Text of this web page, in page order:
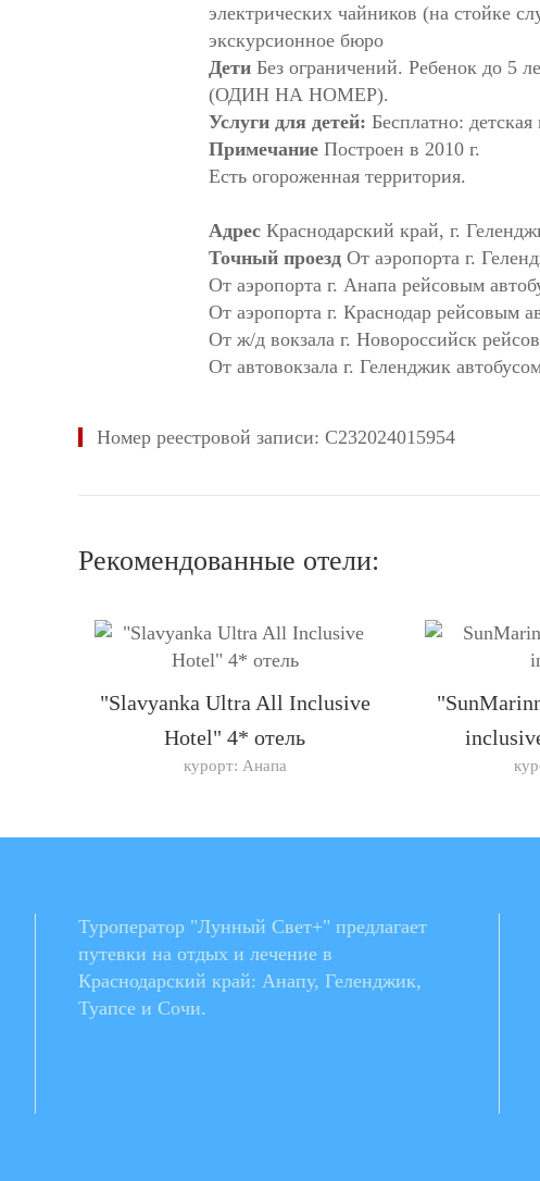
электрических чайников (на стойке
экскурсионное бюро
Дети Без ограничений. Ребенок до 5
(ОДИН НА НОМЕР).
Услуги для детей: Бесплатно:
Примечание Построен в 2010 г.
Есть огороженная территория.
Адрес Краснодарский край, г.
Точный проезд От аэропорта г.
От аэропорта г. Анапа рейсовым
От аэропорта г. Краснодар рейсовым
От ж/д вокзала г. Новороссийск
От автовокзала г. Геленджик
Номер реестровой записи: С232024015954
Рекомендованные отели:
"Slavyanka Ultra All Inclusive
Hotel" 4* отель
курорт: Анапа
Туроператор "Лунный Свет+" предлагает
путевки на отдых и лечение в
Краснодарский край: Анапу, Геленджик,
Туапсе и Сочи.